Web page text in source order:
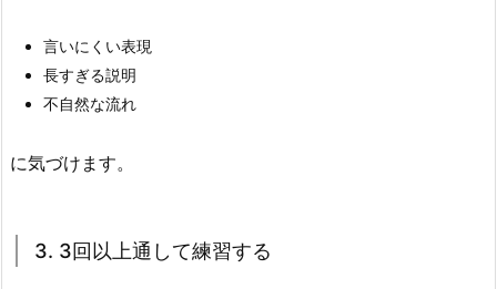
5.
3.
3
上
言いにくい表現
長すぎる説明
不自然な流れ
に気づけます。
3. 3回以上通して練習する